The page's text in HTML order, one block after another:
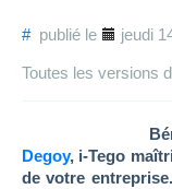
#publié le jeudi
Toutes les versions
Degoy, i-Tego
de votre